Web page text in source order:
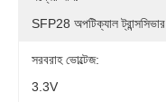
SFP28 অপটিক্যাল ট্রান্সসিভার
সরবরাহ ভোল্টেজ:
3.3V